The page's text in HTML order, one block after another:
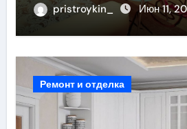
pristroykin_ Июн 11,
Ремонт и отделка